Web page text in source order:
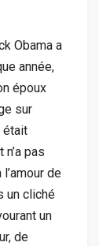
Obama a
année,
époux
sur
était
pas
de
un cliché
un
de